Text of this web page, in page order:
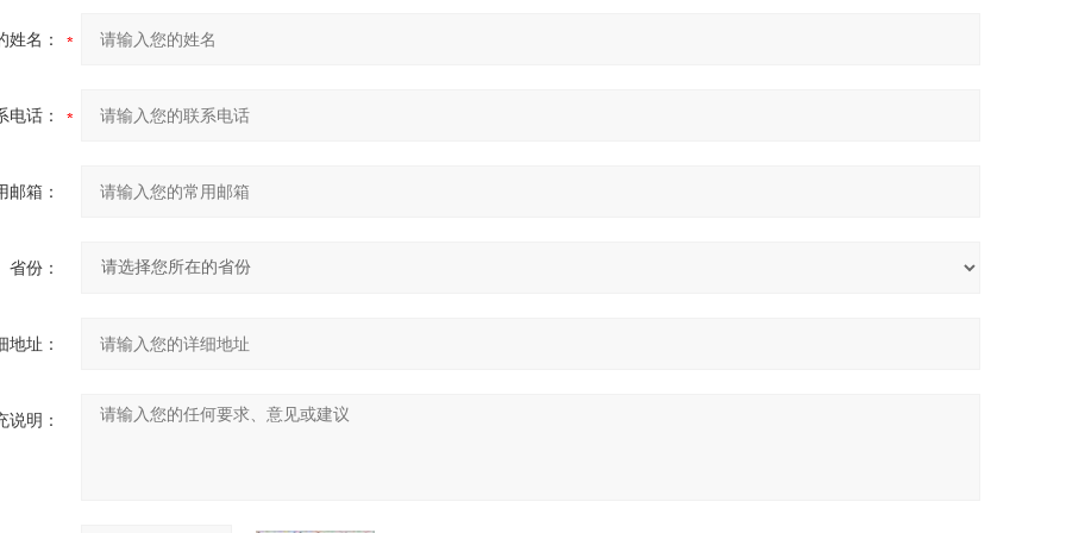
姓名：
电话：
邮箱：
省份：
地址：
说明：